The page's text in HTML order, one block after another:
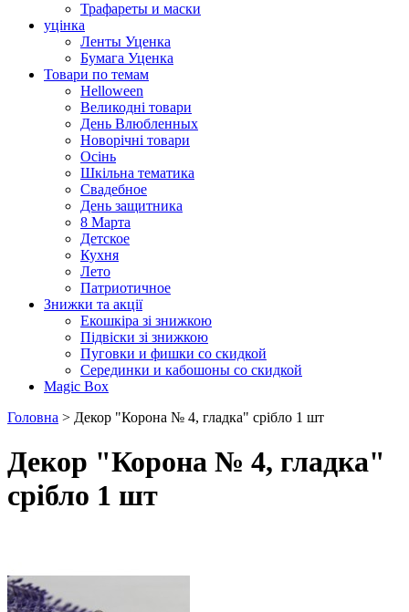
Трафареты и маски
уцінка
Ленты Уценка
Бумага Уценка
Товари по темам
Helloween
Великодні товари
День Влюбленных
Новорічні товари
Осінь
Шкільна тематика
Свадебное
День защитника
8 Марта
Детское
Кухня
Лето
Патриотичное
Знижки та акції
Екошкіра зі знижкою
Підвіски зі знижкою
Пуговки и фишки со скидкой
Серединки и кабошоны со скидкой
Magic Box
Головна > Декор "Корона № 4, гладка" срібло 1 шт
Декор "Корона № 4, гладка"
срібло 1 шт